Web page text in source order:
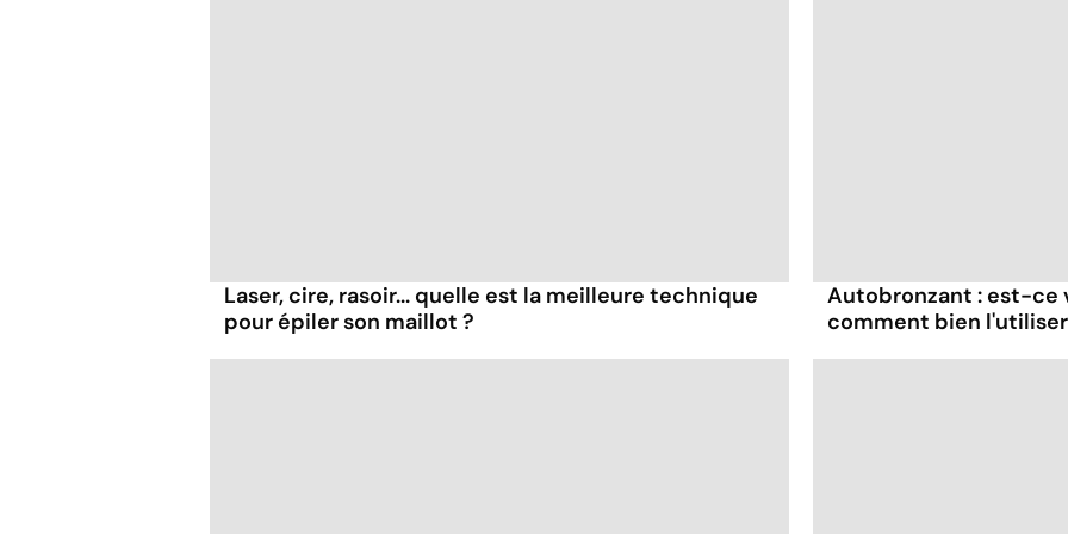
Laser, cire, rasoir... quelle est la meilleure technique
pour épiler son maillot ?
Autobronzant : est-ce
comment bien